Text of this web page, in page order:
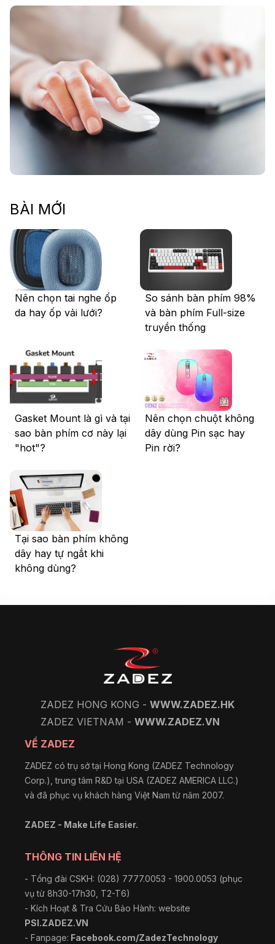
BÀI MỚI
Nên chọn tai nghe ốp
da hay ốp vải lưới?
So sánh bàn phím 98%
và bàn phím Full-size
truyền thống
Gasket Mount là gì và tại
sao bàn phím cơ này lại
"hot"?
Nên chọn chuột không
dây dùng Pin sạc hay
Pin rời?
Tại sao bàn phím không
dây hay tự ngắt khi
không dùng?
ZADEZ HONG KONG - WWW.ZADEZ.HK
ZADEZ VIETNAM - WWW.ZADEZ.VN
VỀ ZADEZ
ZADEZ có trụ sở tại Hong Kong (ZADEZ Technology
Corp.), trung tâm R&D tại USA (ZADEZ AMERICA LLC.)
và đã phục vụ khách hàng Việt Nam từ năm 2007.
ZADEZ - Make Life Easier.
THÔNG TIN LIÊN HỆ
- Tổng đài CSKH: (028) 7777.0053 - 1900.0053 (phục
vụ từ 8h30-17h30, T2-T6)
- Kích Hoạt & Tra Cứu Bảo Hành: website
PSI.ZADEZ.VN
- Fanpage: Facebook.com/ZadezTechnology